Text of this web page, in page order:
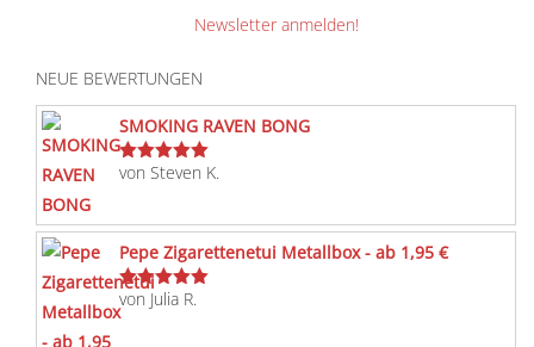
Newsletter anmelden!
NEUE BEWERTUNGEN
SMOKING RAVEN BONG
Bewertet
von Steven K.
Pepe Zigarettenetui Metallbox - ab 1,95 €
Bewertet
mit
von Julia R.